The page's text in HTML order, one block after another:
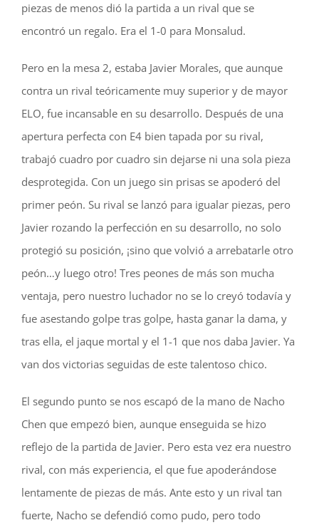
piezas de menos dió la partida a un rival que se
encontró un regalo. Era el 1-0 para Monsalud.
Pero en la mesa 2, estaba Javier Morales, que aunque
contra un rival teóricamente muy superior y de mayor
ELO, fue incansable en su desarrollo. Después de una
apertura perfecta con E4 bien tapada por su rival,
trabajó cuadro por cuadro sin dejarse ni una sola pieza
desprotegida. Con un juego sin prisas se apoderó del
primer peón. Su rival se lanzó para igualar piezas, pero
Javier rozando la perfección en su desarrollo, no solo
protegió su posición, ¡sino que volvió a arrebatarle otro
peón…y luego otro! Tres peones de más son mucha
ventaja, pero nuestro luchador no se lo creyó todavía y
fue asestando golpe tras golpe, hasta ganar la dama, y
tras ella, el jaque mortal y el 1-1 que nos daba Javier. Ya
van dos victorias seguidas de este talentoso chico.
El segundo punto se nos escapó de la mano de Nacho
Chen que empezó bien, aunque enseguida se hizo
reflejo de la partida de Javier. Pero esta vez era nuestro
rival, con más experiencia, el que fue apoderándose
lentamente de piezas de más. Ante esto y un rival tan
fuerte, Nacho se defendió como pudo, pero todo